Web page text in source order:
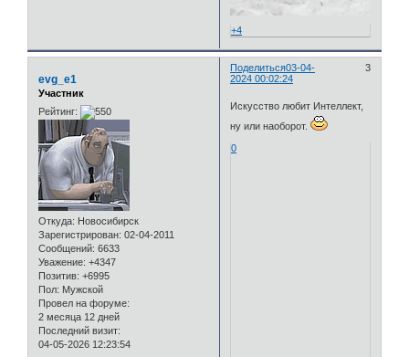
+4
Поделиться 3
03-04-
2024 00:02:24
evg_e1
Участник
Рейтинг:
Откуда: Новосибирск
Зарегистрирован: 02-04-2011
Сообщений: 6633
Уважение: +4347
Позитив: +6995
Пол: Мужской
Провел на форуме:
2 месяца 12 дней
Последний визит:
04-05-2026 12:23:54
Искусство любит Интеллект,
ну или наоборот.
0